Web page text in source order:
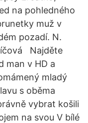
na pohledného
muž v
pozadí. N.
Najděte
man v HD a
mladý
s oběma
vybrat košili
na svou V bílé